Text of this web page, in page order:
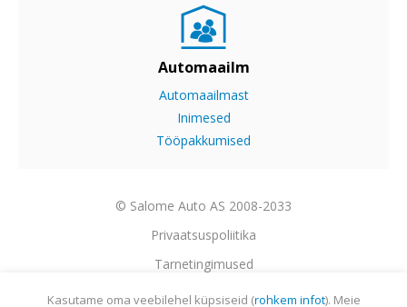
Automaailm
Automaailmast
Inimesed
Tööpakkumised
© Salome Auto AS 2008-2033
Privaatsuspoliitika
Tarnetingimused
Garantii